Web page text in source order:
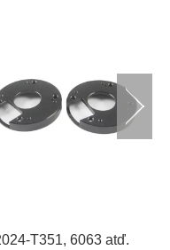
T351, 6063 atď.